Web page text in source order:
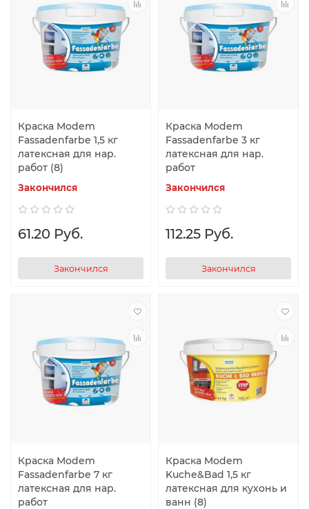
Краска Modem
Fassadenfarbe 1,5 кг
латексная для нар.
работ (8)
Закончился
61.20 Руб.
Закончился
Краска Modem
Fassadenfarbe 3 кг
латексная для нар.
работ
Закончился
112.25 Руб.
Закончился
Краска Modem
Fassadenfarbe 7 кг
латексная для нар.
работ
Краска Modem
Kuche&Bad 1,5 кг
латексная для кухонь и
ванн (8)